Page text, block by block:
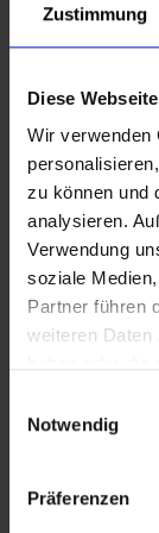
Zustimmung
Diese
Wir verwenden
zu können und
analysieren.
Verwendung
soziale
Partner führen
weiteren Daten
Notwendig
Präferenzen
Wir hören
Dinge im
ab 6
Jeden